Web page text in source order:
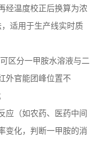
经温度校正后换算为浓
适用于生产线实时质
区分一甲胺水溶液与二
外官能团峰位置不
应（如农药、医药中间
变化，判断一甲胺的消